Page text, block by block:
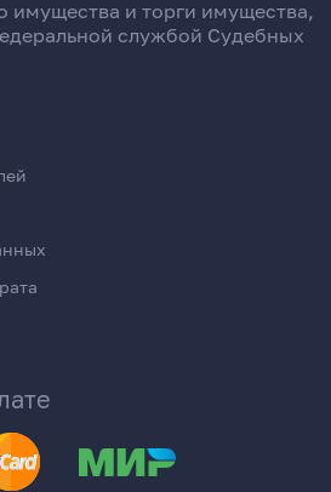
имущества и торги имущества,
службой Судебных